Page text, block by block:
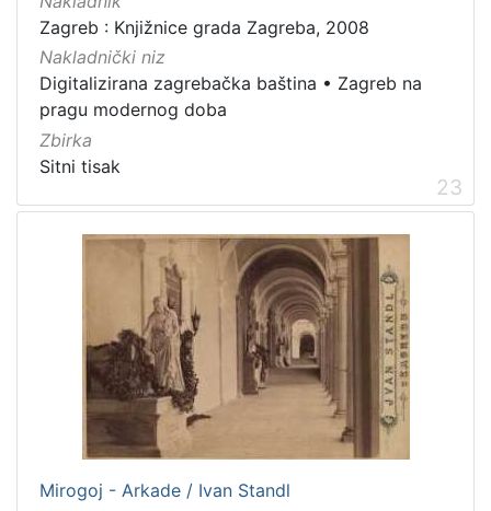
Zagreb : Knjižnice grada Zagreba, 2008
Nakladnički niz
Digitalizirana zagrebačka baština • Zagreb na
pragu modernog doba
Zbirka
Sitni tisak
23
Mirogoj - Arkade / Ivan Standl